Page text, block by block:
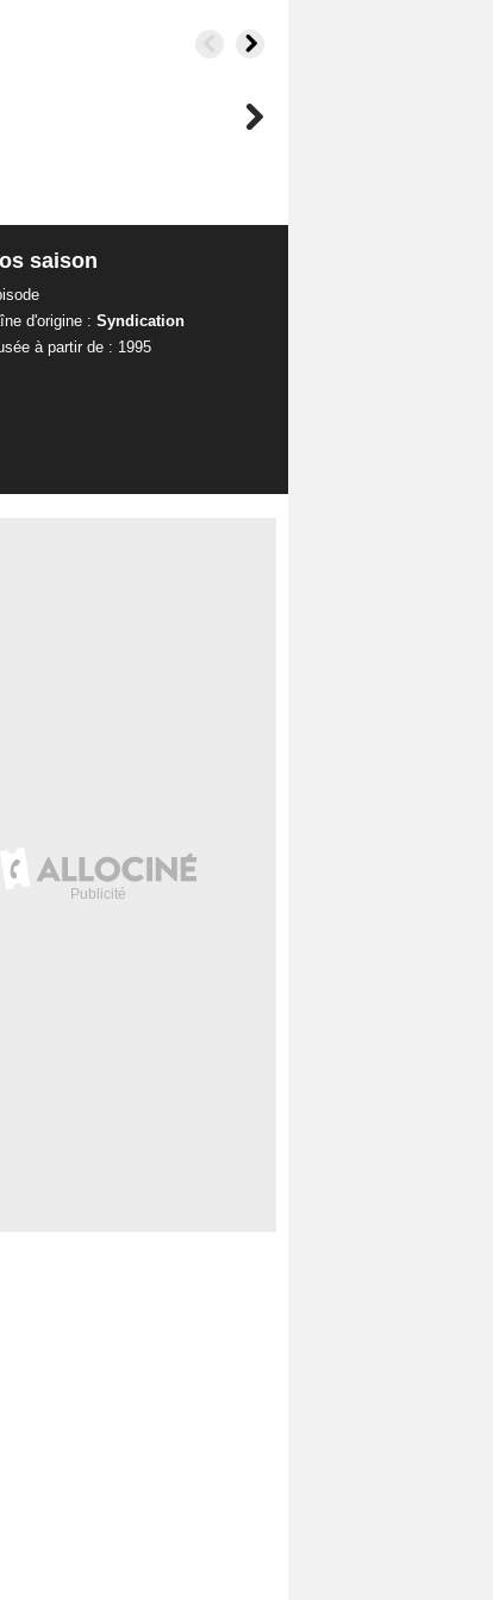
saison
d'origine : Syndication
à partir de : 1995